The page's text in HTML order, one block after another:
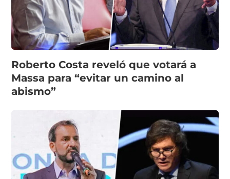
Roberto Costa reveló que votará a
Massa para “evitar un camino al
abismo”